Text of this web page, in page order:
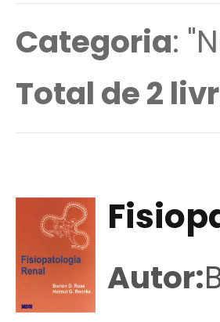
Categoria:
Total de 2
Autor: